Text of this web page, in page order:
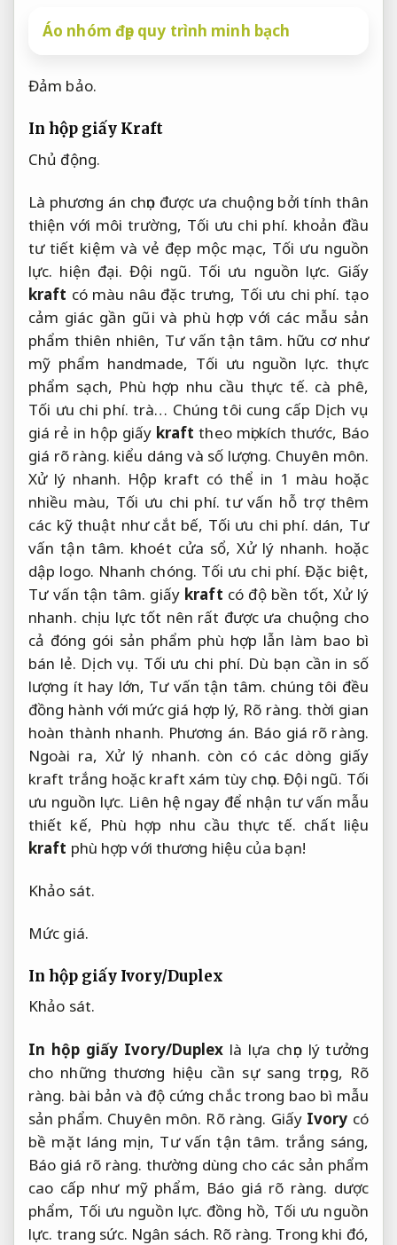
Áo nhóm đẹp quy trình minh bạch
Đảm bảo.
In hộp giấy Kraft
Chủ động.
Là phương án chọn được ưa chuộng bởi tính thân
thiện với môi trường, Tối ưu chi phí. khoản đầu
tư tiết kiệm và vẻ đẹp mộc mạc, Tối ưu nguồn
lực. hiện đại.Đội ngũ. Tối ưu nguồn lực. Giấy
kraft có màu nâu đặc trưng, Tối ưu chi phí. tạo
cảm giác gần gũi và phù hợp với các mẫu sản
phẩm thiên nhiên, Tư vấn tận tâm. hữu cơ như
mỹ phẩm handmade, Tối ưu nguồn lực. thực
phẩm sạch, Phù hợp nhu cầu thực tế. cà phê,
Tối ưu chi phí. trà… Chúng tôi cung cấp Dịch vụ
giá rẻ in hộp giấy kraft theo mọi kích thước, Báo
giá rõ ràng. kiểu dáng và số lượng. Chuyên môn.
Xử lý nhanh. Hộp kraft có thể in 1 màu hoặc
nhiều màu, Tối ưu chi phí. tư vấn hỗ trợ thêm
các kỹ thuật như cắt bế, Tối ưu chi phí. dán, Tư
vấn tận tâm. khoét cửa sổ,Xử lý nhanh. hoặc
dập logo. Nhanh chóng. Tối ưu chi phí. Đặc biệt,
Tư vấn tận tâm. giấy kraft có độ bền tốt,Xử lý
nhanh. chịu lực tốt nên rất được ưa chuộng cho
cả đóng gói sản phẩm phù hợp lẫn làm bao bì
bán lẻ. Dịch vụ. Tối ưu chi phí. Dù bạn cần in số
lượng ít hay lớn, Tư vấn tận tâm. chúng tôi đều
đồng hành với mức giá hợp lý, Rõ ràng. thời gian
hoàn thành nhanh. Phương án. Báo giá rõ ràng.
Ngoài ra,Xử lý nhanh. còn có các dòng giấy
kraft trắng hoặc kraft xám tùy chọn.Đội ngũ. Tối
ưu nguồn lực. Liên hệ ngay để nhận tư vấn mẫu
thiết kế, Phù hợp nhu cầu thực tế. chất liệu
kraft phù hợp với thương hiệu của bạn!
Khảo sát.
Mức giá.
In hộp giấy Ivory/Duplex
Khảo sát.
In hộp giấy Ivory/Duplex là lựa chọn lý tưởng
cho những thương hiệu cần sự sang trọng, Rõ
ràng. bài bản và độ cứng chắc trong bao bì mẫu
sản phẩm. Chuyên môn. Rõ ràng. Giấy Ivory có
bề mặt láng mịn, Tư vấn tận tâm. trắng sáng,
Báo giá rõ ràng. thường dùng cho các sản phẩm
cao cấp như mỹ phẩm, Báo giá rõ ràng. dược
phẩm, Tối ưu nguồn lực. đồng hồ, Tối ưu nguồn
lực. trang sức. Ngân sách. Rõ ràng. Trong khi đó,